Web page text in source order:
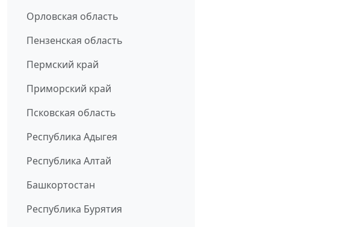
Орловская область
Пензенская область
Пермский край
Приморский край
Псковская область
Республика Адыгея
Республика Алтай
Башкортостан
Республика Бурятия